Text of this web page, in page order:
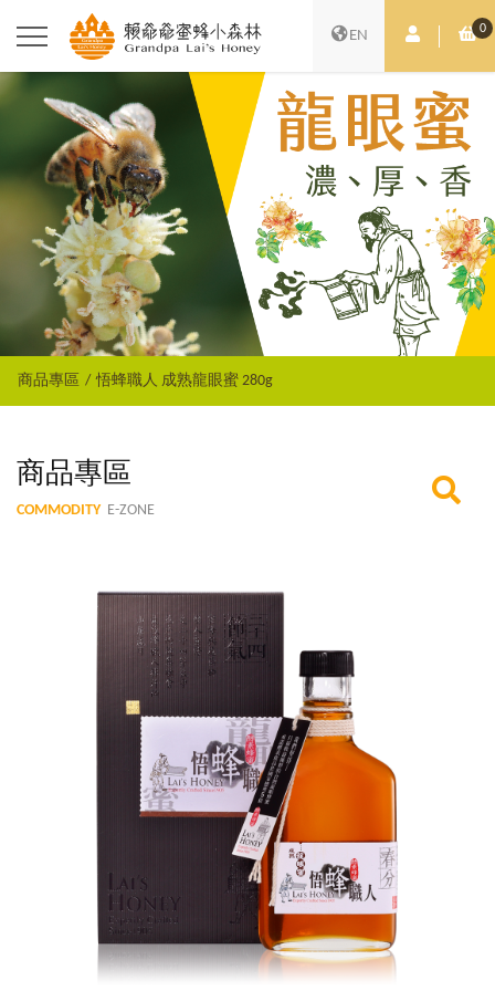
EN 會員中心0
購
商品專區 悟蜂職人 成熟龍眼蜜 280g
商品專區
COMMODITY E-ZONE